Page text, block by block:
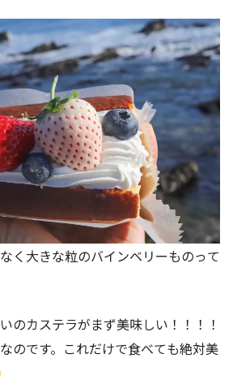
く大きな粒のバインベリーものって
のカステラがまず美味しい！！！！
のです。これだけで食べても絶対美